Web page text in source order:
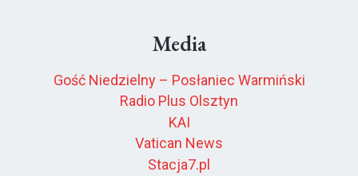
Media
Gość Niedzielny – Posłaniec Warmiński
Radio Plus Olsztyn
KAI
Vatican News
Stacja7.pl